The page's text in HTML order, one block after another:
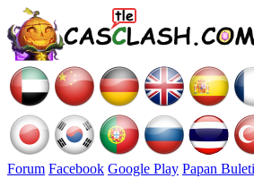
Forum Facebook Google Play Papan